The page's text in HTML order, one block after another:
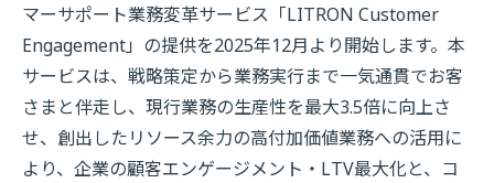
マーサポート業務変革サービス「LITRON Customer
Engagement」の提供を2025年12月より開始します。本
サービスは、戦略策定から業務実行まで一気通貫でお客
さまと伴走し、現行業務の生産性を最大3.5倍に向上さ
せ、創出したリソース余力の高付加価値業務への活用に
より、企業の顧客エンゲージメント・LTV最大化と、コ